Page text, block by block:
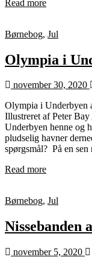
Read more
Børnebog, Jul
Olympia i
november 30, 2020
Olympia i Underbyen
Illustreret af Peter
Underbyen henne og
pludselig havner
spørgsmål? På en
Read more
Børnebog, Jul
Nissebanden
november 5, 2020